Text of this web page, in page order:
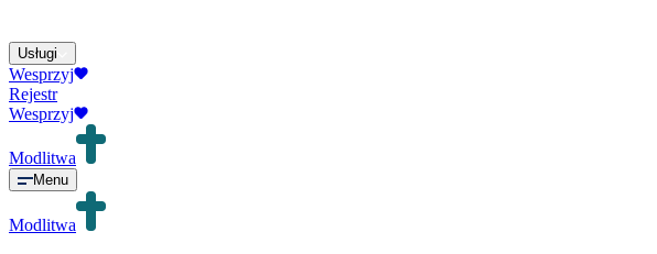
Usługi
Wesprzyj
Rejestr
Wesprzyj
Modlitwa
Menu
Modlitwa